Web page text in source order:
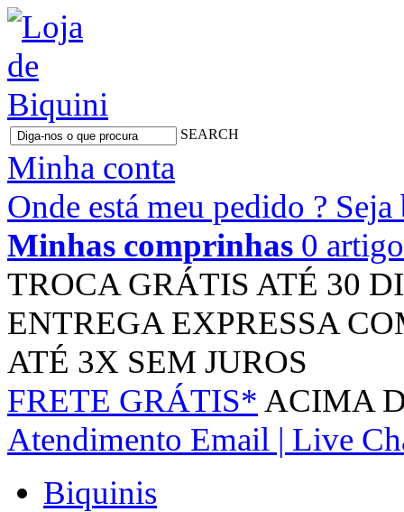
SEARCH
Minha conta
Onde está meu pedido ?
Minhas comprinhas 0
TROCA GRÁTIS ATÉ 30
ENTREGA EXPRESSA
ATÉ 3X SEM JUROS
FRETE GRÁTIS* ACIMA
Atendimento Email | Live
Biquinis